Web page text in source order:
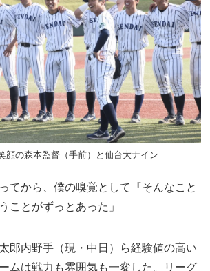
顔の森本監督（手前）と仙台大ナイン
てから、僕の嗅覚として『そんなこと
ことがずっとあった」
郎内野手（現・中日）ら経験値の高い
ムは戦力も雰囲気も一変した。リーグ